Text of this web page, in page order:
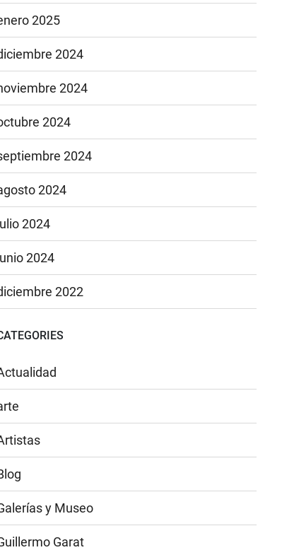
2025
2024
2024
2024
2024
2024
2024
2024
2022
y Museo
Garat